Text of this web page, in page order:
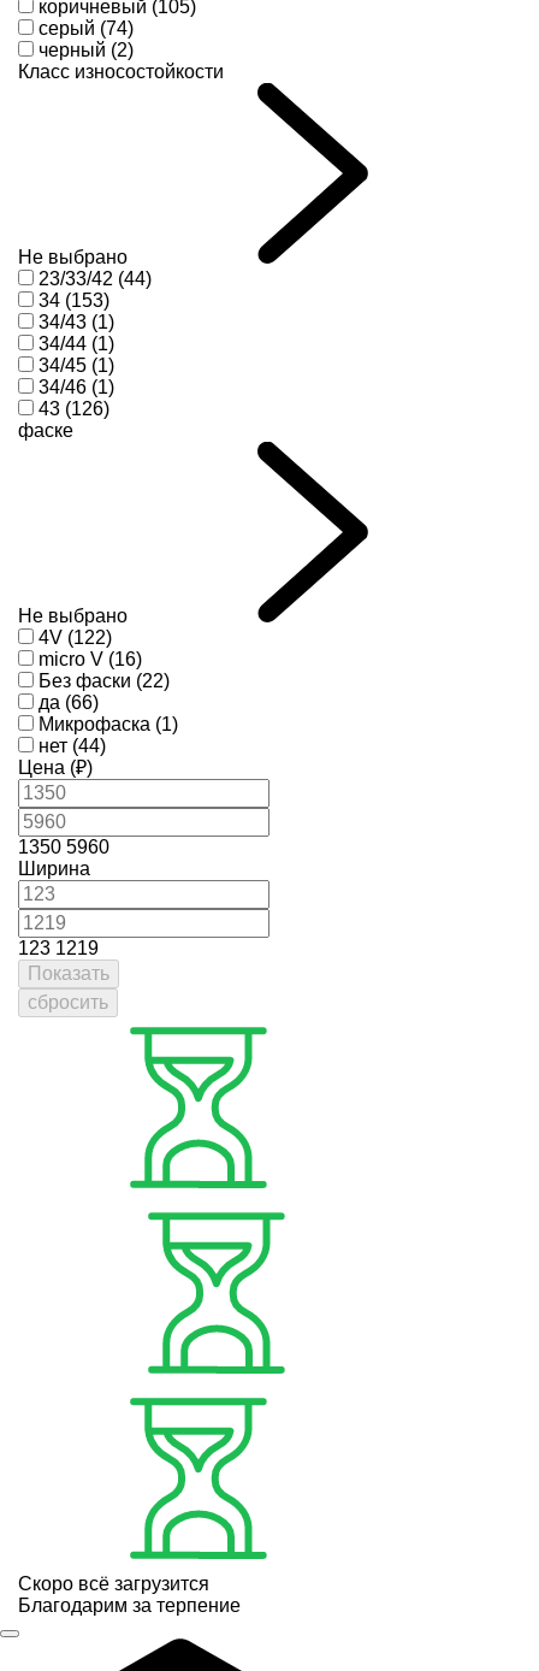
коричневый (105)
серый (74)
черный (2)
Класс износостойкости
Не выбрано
23/33/42 (44)
34 (153)
34/43 (1)
34/44 (1)
34/45 (1)
34/46 (1)
43 (126)
фаске
Не выбрано
4V (122)
micro V (16)
Без фаски (22)
да (66)
Микрофаска (1)
нет (44)
Цена (₽)
1350 5960
Ширина
123 1219
Показать
сбросить
Скоро всё загрузится
Благодарим за терпение